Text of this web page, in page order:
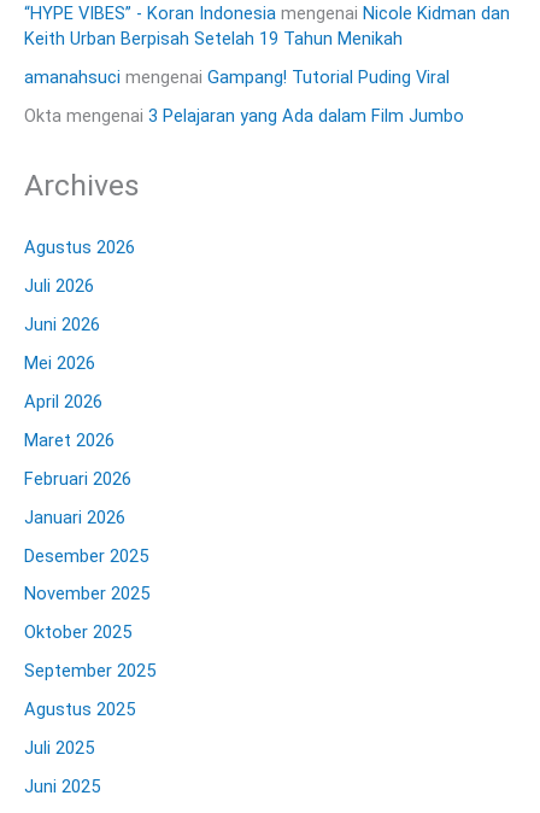
“HYPE VIBES” - Koran Indonesia mengenai Nicole Kidman dan
Keith Urban Berpisah Setelah 19 Tahun Menikah
amanahsuci mengenai Gampang! Tutorial Puding Viral
Okta mengenai 3 Pelajaran yang Ada dalam Film Jumbo
Archives
Agustus 2026
Juli 2026
Juni 2026
Mei 2026
April 2026
Maret 2026
Februari 2026
Januari 2026
Desember 2025
November 2025
Oktober 2025
September 2025
Agustus 2025
Juli 2025
Juni 2025